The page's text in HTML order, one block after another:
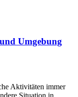
Umgebung
Aktivitäten immer